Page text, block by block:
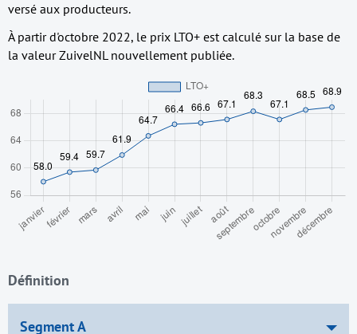
versé aux producteurs.
À partir d'octobre 2022, le prix LTO+ est calculé sur la base de
la valeur ZuivelNL nouvellement publiée.
Définition
Segment A